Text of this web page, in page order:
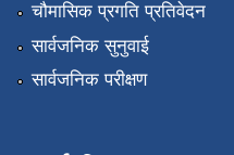
चौमासिक प्रगति प्रतिवेदन
सार्वजनिक सुनुवाई
सार्वजनिक परीक्षण